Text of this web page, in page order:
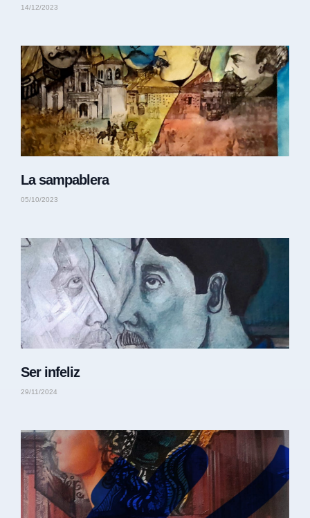
14/12/2023
La sampablera
05/10/2023
Ser infeliz
29/11/2024